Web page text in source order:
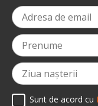
Sunt de acord cu